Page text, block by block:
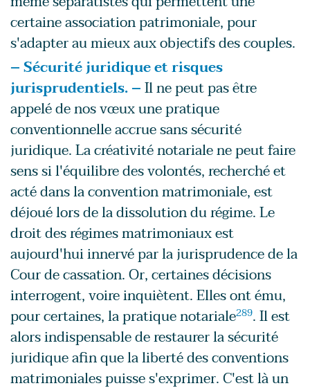
certaine association patrimoniale, pour
s'adapter au mieux aux objectifs des couples.
– Sécurité juridique et risques
jurisprudentiels. –Il ne peut pas être
appelé de nos vœux une pratique
conventionnelle accrue sans sécurité
juridique. La créativité notariale ne peut faire
sens si l'équilibre des volontés, recherché et
acté dans la convention matrimoniale, est
déjoué lors de la dissolution du régime. Le
droit des régimes matrimoniaux est
aujourd'hui innervé par la jurisprudence de la
Cour de cassation. Or, certaines décisions
interrogent, voire inquiètent. Elles ont ému,
pour certaines, la pratique notariale289. Il est
alors indispensable de restaurer la sécurité
juridique afin que la liberté des conventions
matrimoniales puisse s'exprimer. C'est là un